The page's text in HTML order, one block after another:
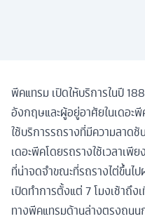
พีคแทรม เปิดให้บริการในปี
อังกฤษและผู้อยู่อาศัยในเดอะ
ใช้บริการรถรางที่มีความลาด
เดอะพีคโดยรถรางใช้เวลาเ
ที่น่าจดจำขณะที่รถรางไต่ขึ้นไ
เปิดทำการตั้งแต่ 7 โมงเช้าถึ
ทางพีคแทรมด้านล่างตรงถนน